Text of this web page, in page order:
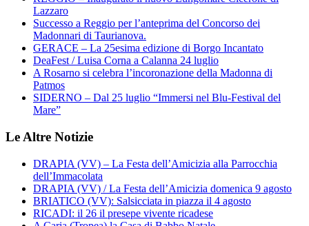
Lazzaro
Successo a Reggio per l’anteprima del Concorso dei
Madonnari di Taurianova.
GERACE – La 25esima edizione di Borgo Incantato
DeaFest / Luisa Corna a Calanna 24 luglio
A Rosarno si celebra l’incoronazione della Madonna di
Patmos
SIDERNO – Dal 25 luglio “Immersi nel Blu-Festival del
Mare”
Le Altre Notizie
DRAPIA (VV) – La Festa dell’Amicizia alla Parrocchia
dell’Immacolata
DRAPIA (VV) / La Festa dell’Amicizia domenica 9 agosto
BRIATICO (VV): Salsicciata in piazza il 4 agosto
RICADI: il 26 il presepe vivente ricadese